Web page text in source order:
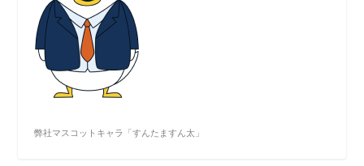
弊社マスコットキャラ「すんたますん太」